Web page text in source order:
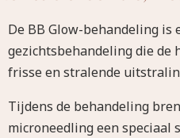
De BB Glow-behandeling is
gezichtsbehandeling die de
frisse en stralende
Tijdens de behandeling
microneedling een